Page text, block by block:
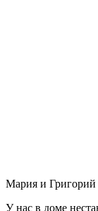
Мария и
У нас в доме